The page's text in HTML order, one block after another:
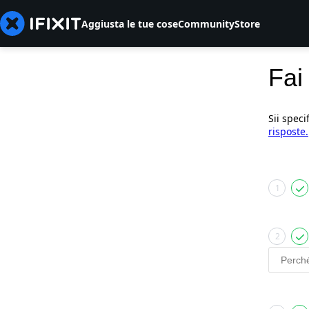
Aggiusta le tue coseCommunityStore
Sii
risposte.
1
2